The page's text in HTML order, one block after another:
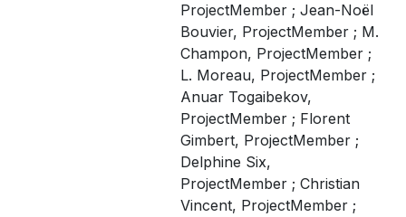
ProjectMember ; Jean-Noël
Bouvier, ProjectMember ; M.
Champon, ProjectMember ;
L. Moreau, ProjectMember ;
Anuar Togaibekov,
ProjectMember ; Florent
Gimbert, ProjectMember ;
Delphine Six,
ProjectMember ; Christian
Vincent, ProjectMember ;